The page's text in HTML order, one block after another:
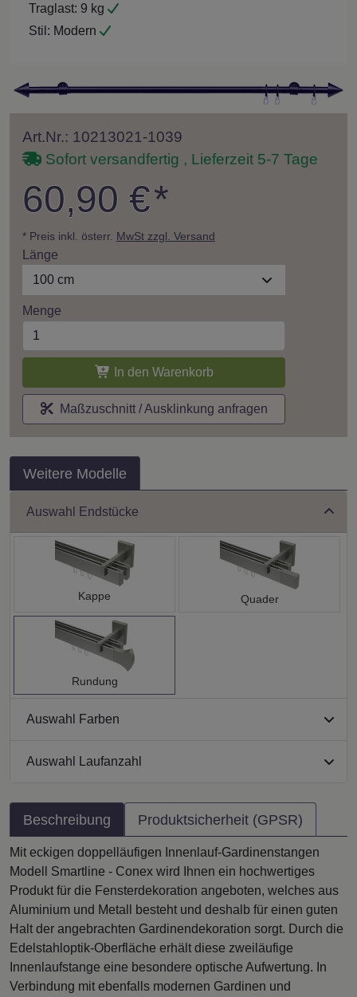
Traglast: 9 kg
Stil: Modern
Art.Nr.: 10213021-1039
Sofort versandfertig , Lieferzeit 5-7 Tage
60,90 €*
* Preis inkl. österr. MwSt zzgl. Versand
Länge
100 cm
Menge
In den Warenkorb
Maßzuschnitt / Ausklinkung anfragen
Weitere Modelle
Auswahl Endstücke
Kappe Quader
Rundung
Auswahl Farben
Auswahl Laufanzahl
Beschreibung Produktsicherheit (GPSR)
Mit eckigen doppelläufigen Innenlauf-Gardinenstangen
Modell Smartline - Conex wird Ihnen ein hochwertiges
Produkt für die Fensterdekoration angeboten, welches aus
Aluminium und Metall besteht und deshalb für einen guten
Halt der angebrachten Gardinendekoration sorgt. Durch die
Edelstahloptik-Oberfläche erhält diese zweiläufige
Innenlaufstange eine besondere optische Aufwertung. In
Verbindung mit ebenfalls modernen Gardinen und